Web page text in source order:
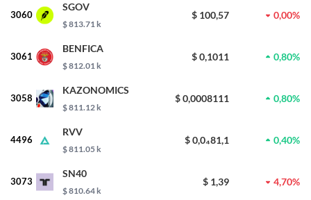
3060
SGOV
$ 813.71 k
$ 100,57 0,00%
3061
BENFICA
$ 812.01 k
$ 0,1011 0,80%
3058
KAZONOMICS
$ 811.12 k
$ 0,0008111 0,80%
4496
RVV
$ 811.05 k
$ 0,0₄81,1 0,40%
3073
SN40
$ 810.64 k
$ 1,39 4,70%